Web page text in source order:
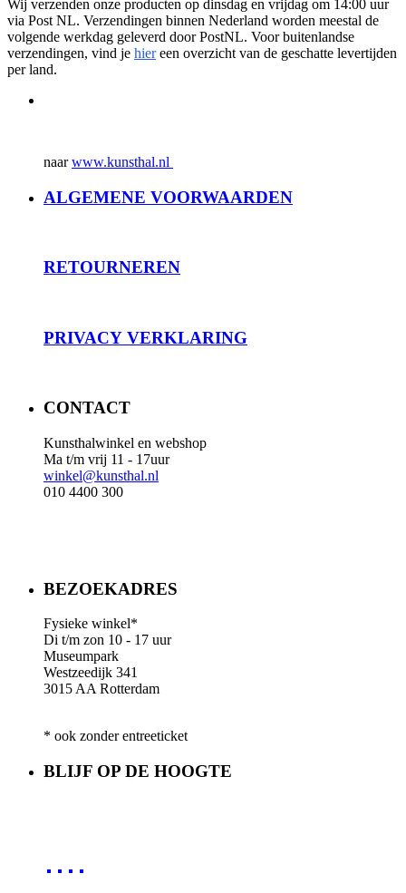
Wij verzenden onze producten op dinsdag en vrijdag om 14:00 uur
via Post NL. Verzendingen binnen Nederland worden meestal de
volgende werkdag geleverd door PostNL. Voor buitenlandse
verzendingen, vind je hiereen overzicht van de geschatte levertijden
per land.
naarwww.kunsthal.nl
ALGEMENE VOORWAARDEN
RETOURNEREN
PRIVACY VERKLARING
CONTACT
Kunsthalwinkel en webshop
Ma t/m vrij 11 - 17uur
winkel@kunsthal.nl
010 4400 300
BEZOEKADRES
Fysieke winkel*
Di t/m zon 10 - 17 uur
Museumpark
Westzeedijk 341
3015 AA Rotterdam
* ook zonder entreeticket
BLIJF OP DE HOOGTE